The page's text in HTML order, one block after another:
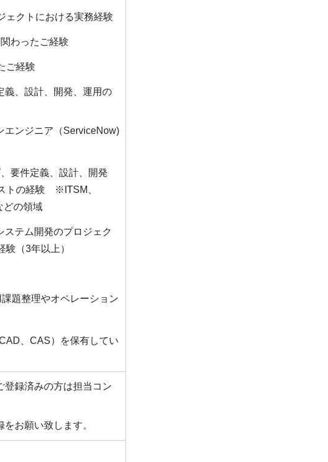
ェクトにおける実務経験
わったご経験
ご経験
義、設計、開発、運用の
エンジニア（ServiceNow)
要件定義、設計、開発
トの経験 ※ITSM、
どの領域
テム開発のプロジェク
験（3年以上）
題整理やオペレーション
、CAS）を保有してい
登録済みの方は担当コン
お願い致します。